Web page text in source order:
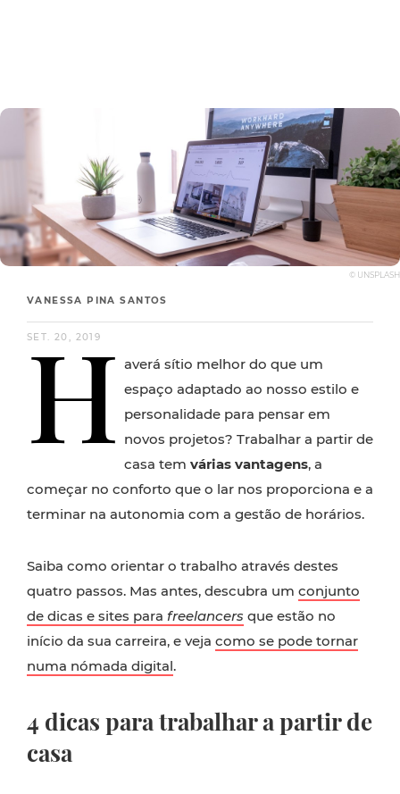
© UNSPLASH
VANESSA PINA SANTOS
SET. 20, 2019
H averá sítio melhor do que um
espaço adaptado ao nosso estilo e
personalidade para pensar em
novos projetos? Trabalhar a partir de
casa tem várias vantagens, a
começar no conforto que o lar nos proporciona e a
terminar na autonomia com a gestão de horários.
Saiba como orientar o trabalho através destes
quatro passos. Mas antes, descubra um conjunto
de dicas e sites para freelancers que estão no
início da sua carreira, e veja como se pode tornar
numa nómada digital.
4 dicas para trabalhar a partir de
casa